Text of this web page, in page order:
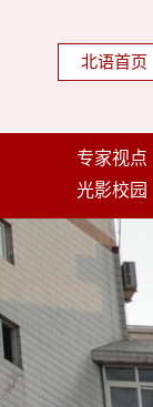
北语首页
专家视点
光影校园